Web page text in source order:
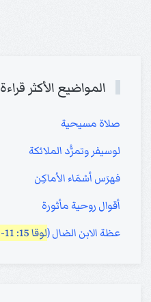
المواضيع الأكثر قراءة
صلاة مسيحية
لوسيفر وتمرُّد الملائكة
فهرَس أسْمَاء الأماكِن
أقوال روحية مأثورة
عظة الابن الضال (لوقا 15: 11-32